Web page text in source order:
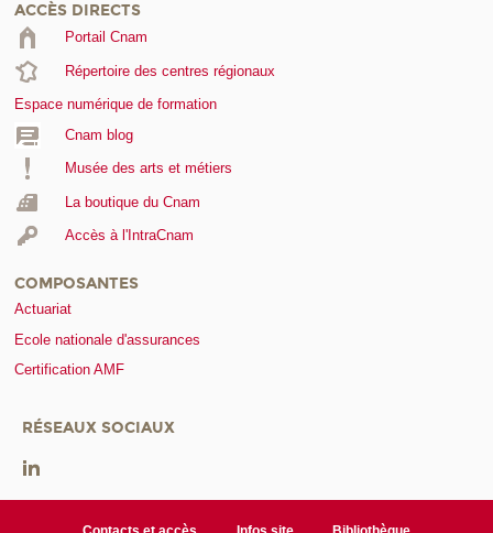
ACCÈS DIRECTS
Portail Cnam
Répertoire des centres régionaux
Espace numérique de formation
Cnam blog
Musée des arts et métiers
La boutique du Cnam
Accès à l'IntraCnam
COMPOSANTES
Actuariat
Ecole nationale d'assurances
Certification AMF
RÉSEAUX SOCIAUX